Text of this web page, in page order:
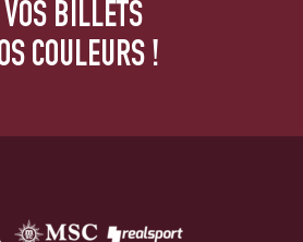
BILLETS
COULEURS !